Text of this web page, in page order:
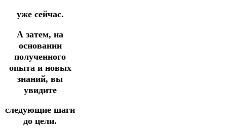
уже сейчас.
А затем, на
основании
полученного
опыта и новых
знаний, вы
увидите
следующие шаги
до цели.